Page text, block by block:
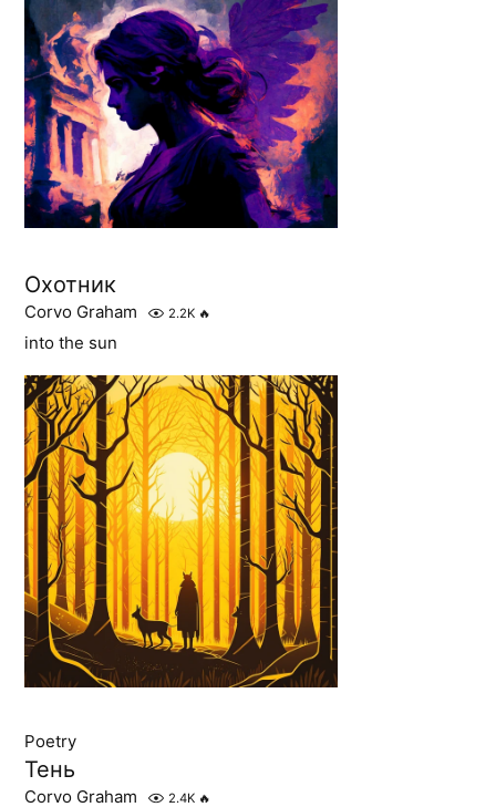
Охотник
Corvo Graham 2.2K 🔥
into the sun
Poetry
Тень
Corvo Graham 2.4K 🔥